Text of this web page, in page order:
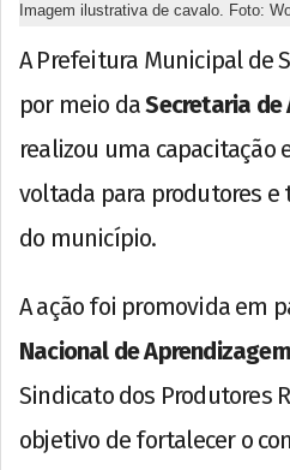
Imagem ilustrativa de cavalo. Foto:
A Prefeitura Municipal de
por meio daSecretaria de
realizou uma capacitação
voltada para produtores e
do município.
A ação foi promovida em
Nacional de Aprendizagem
Sindicato dos Produtores
objetivo de fortalecer o